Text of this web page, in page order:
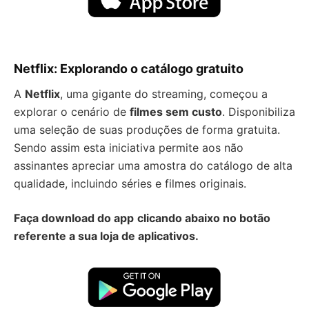
Netflix: Explorando o catálogo gratuito
A Netflix, uma gigante do streaming, começou a
explorar o cenário de filmes sem custo. Disponibiliza
uma seleção de suas produções de forma gratuita.
Sendo assim esta iniciativa permite aos não
assinantes apreciar uma amostra do catálogo de alta
qualidade, incluindo séries e filmes originais.
Faça download do app clicando abaixo no botão
referente a sua loja de aplicativos.